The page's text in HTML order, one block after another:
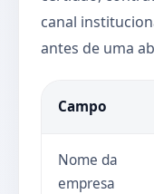
canal
antes de uma
Campo
Nome da
empresa